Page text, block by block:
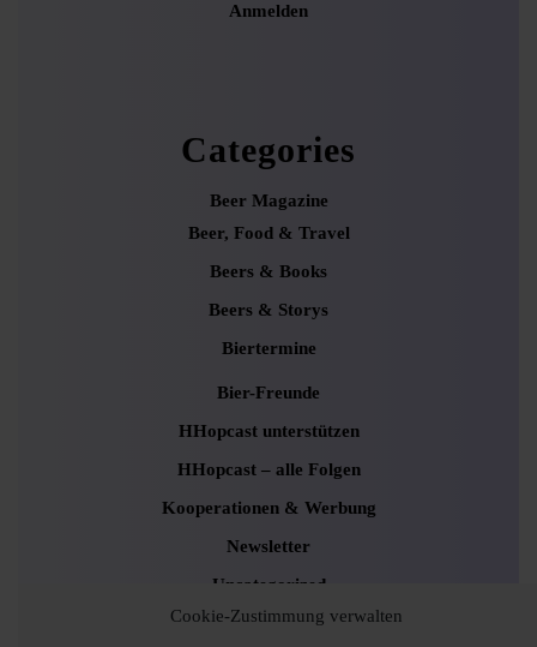
Cookie-Zustimmung verwalten
Anmelden
Categories
Beer Magazine
Beer, Food & Travel
Beers & Books
Beers & Storys
Biertermine
Bier-Freunde
HHopcast unterstützen
HHopcast – alle Folgen
Kooperationen & Werbung
Newsletter
Uncategorized